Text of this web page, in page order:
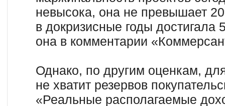
невысока, она не превышает
в докризисные годы
она в комментарии
Однако, по другим оценкам,
не хватит резервов
«Реальные располагаемые